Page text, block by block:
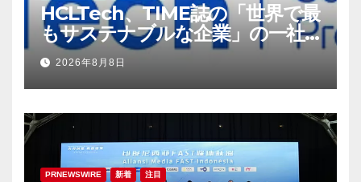
HCLTech、TIME誌の「世界で最
もサステナブルな企業」の一社
に選出
2026年8月8日
PRNEWSWIRE 新着 注目